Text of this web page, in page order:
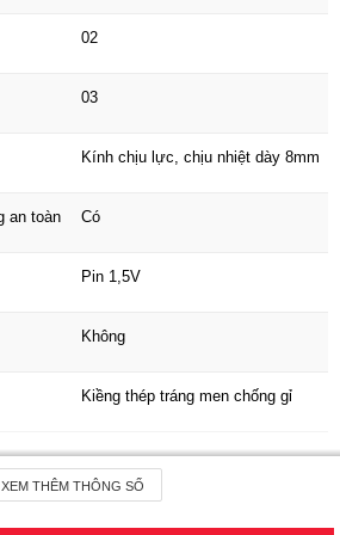
02
03
Kính chịu lực, chịu nhiệt dày 8mm
an toàn Có
Pin 1,5V
Không
Kiềng thép tráng men chống gỉ
Patened hợp kim
XEM THÊM THÔNG SỐ